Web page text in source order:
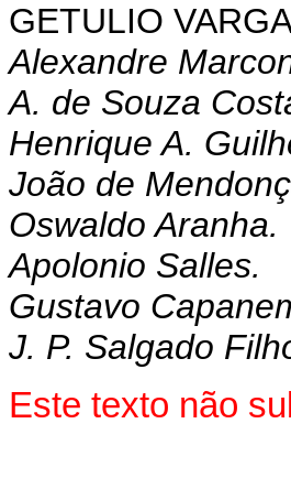
GETULIO
Alexandre
A. de Souza
Henrique A.
João de
Oswaldo Aranha.
Apolonio Salles.
Gustavo
J. P. Salgado
Este texto não